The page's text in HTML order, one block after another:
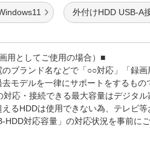
外付けHDD USB-A
用としてご使用の場合）■
ブランド名などで「○○対応」「録画
モデルを一律にサポートをするもの
対応・接続できる最大容量はデジタル
るHDDは使用できない為、テレビ
HDD対応容量」の対応状況を事前に